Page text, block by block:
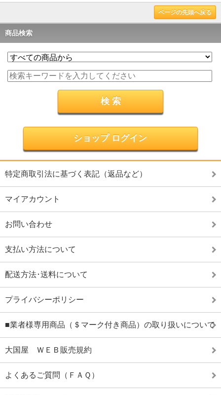
ページの先頭へ戻る
商品検索
ショップ ログイン
特定商取引法に基づく表記（返品など）
マイアカウント
お問い合わせ
支払い方法について
配送方法･送料について
プライバシーポリシー
■業者様専用商品（＄マーク付き商品）の取り扱いについて
大国屋 ＷＥＢ販売規約
よくあるご質問（ＦＡＱ）